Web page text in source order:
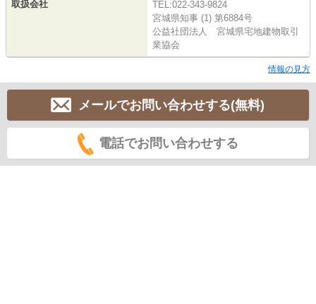
取扱会社
TEL:022-343-9824
宮城県知事 (1) 第6884号
公益社団法人 宮城県宅地建物取引
業協会
情報の見方
メールでお問い合わせする(無料)
電話でお問い合わせする